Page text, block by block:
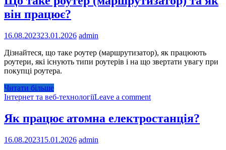
він працює?
16.08.202323.01.2026 admin
Дізнайтеся, що таке роутер (маршрутизатор), як працюють
роутери, які існують типи роутерів і на що звертати увагу при
покупці роутера.
Читати більше
Інтернет та веб-технологіїLeave a comment
Як працює атомна електростанція?
16.08.202315.01.2026 admin